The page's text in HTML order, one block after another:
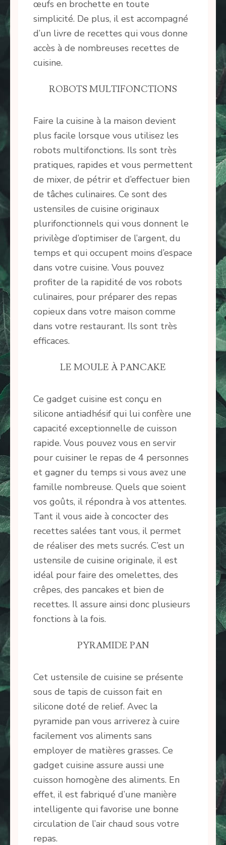
œufs en brochette en toute
simplicité. De plus, il est accompagné
d’un livre de recettes qui vous donne
accès à de nombreuses recettes de
cuisine.
ROBOTS MULTIFONCTIONS
Faire la cuisine à la maison devient
plus facile lorsque vous utilisez les
robots multifonctions. Ils sont très
pratiques, rapides et vous permettent
de mixer, de pétrir et d’effectuer bien
de tâches culinaires. Ce sont des
ustensiles de cuisine originaux
plurifonctionnels qui vous donnent le
privilège d’optimiser de l’argent, du
temps et qui occupent moins d’espace
dans votre cuisine. Vous pouvez
profiter de la rapidité de vos robots
culinaires, pour préparer des repas
copieux dans votre maison comme
dans votre restaurant. Ils sont très
efficaces.
LE MOULE À PANCAKE
Ce gadget cuisine est conçu en
silicone antiadhésif qui lui confère une
capacité exceptionnelle de cuisson
rapide. Vous pouvez vous en servir
pour cuisiner le repas de 4 personnes
et gagner du temps si vous avez une
famille nombreuse. Quels que soient
vos goûts, il répondra à vos attentes.
Tant il vous aide à concocter des
recettes salées tant vous, il permet
de réaliser des mets sucrés. C’est un
ustensile de cuisine originale, il est
idéal pour faire des omelettes, des
crêpes, des pancakes et bien de
recettes. Il assure ainsi donc plusieurs
fonctions à la fois.
PYRAMIDE PAN
Cet ustensile de cuisine se présente
sous de tapis de cuisson fait en
silicone doté de relief. Avec la
pyramide pan vous arriverez à cuire
facilement vos aliments sans
employer de matières grasses. Ce
gadget cuisine assure aussi une
cuisson homogène des aliments. En
effet, il est fabriqué d’une manière
intelligente qui favorise une bonne
circulation de l’air chaud sous votre
repas.